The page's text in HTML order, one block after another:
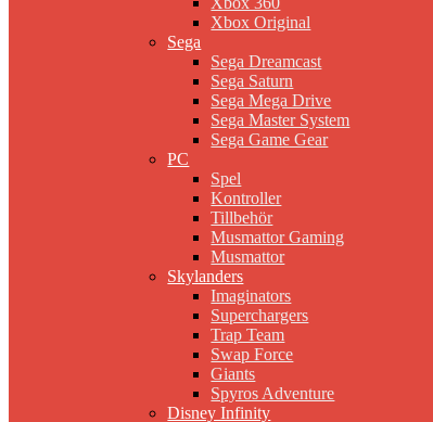
Xbox Original
Sega
Sega Dreamcast
Sega Saturn
Sega Mega Drive
Sega Master System
Sega Game Gear
PC
Spel
Kontroller
Tillbehör
Musmattor Gaming
Musmattor
Skylanders
Imaginators
Superchargers
Trap Team
Swap Force
Giants
Spyros Adventure
Disney Infinity